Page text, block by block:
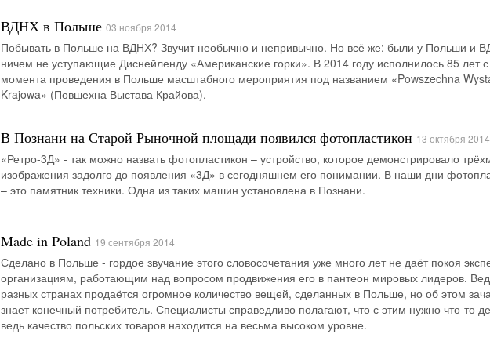
ВДНХ в Польше 03 ноября 2014
Побывать в Польше на ВДНХ? Звучит необычно и непривычно. Но всё же: были у Польши и
ничем не уступающие Диснейленду «Американские горки». В 2014 году исполнилось 85 лет с
момента проведения в Польше масштабного мероприятия под названием «Powszechna
Krajowa» (Повшехна Выстава Крайова).
В Познани на Старой Рыночной площади появился фотопластикон 13 октября 2014
«Ретро-3Д» - так можно назвать фотопластикон – устройство, которое демонстрировало
изображения задолго до появления «3Д» в сегодняшнем его понимании. В наши дни
– это памятник техники. Одна из таких машин установлена в Познани.
Made in Poland 19 сентября 2014
Сделано в Польше - гордое звучание этого словосочетания уже много лет не даёт покоя
организациям, работающим над вопросом продвижения его в пантеон мировых лидеров.
разных странах продаётся огромное количество вещей, сделанных в Польше, но об этом
знает конечный потребитель. Специалисты справедливо полагают, что с этим нужно что-то
ведь качество польских товаров находится на весьма высоком уровне.